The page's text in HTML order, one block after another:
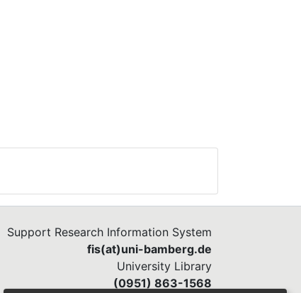
Support Research Information System
fis(at)uni-bamberg.de
University Library
(0951) 863-1568